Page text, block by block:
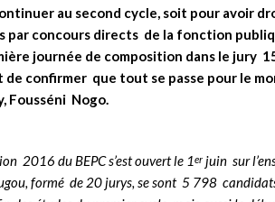
au second cycle, soit pour avoir
par concours directs de la fonction
journée de composition dans le jury
de confirmer que tout se passe pour le
Fousséni Nogo.
2016 du BEPC s’est ouvert le 1er juin sur
formé de 20 jurys, se sont 5 798